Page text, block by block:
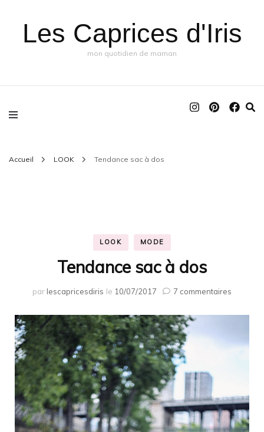
Les Caprices d'Iris
mon quotidien de maman
Accueil LOOK Tendance sac à dos
LOOK MODE
Tendance sac à dos
par lescapricesdiris le 10/07/2017 7 commentaires
sac